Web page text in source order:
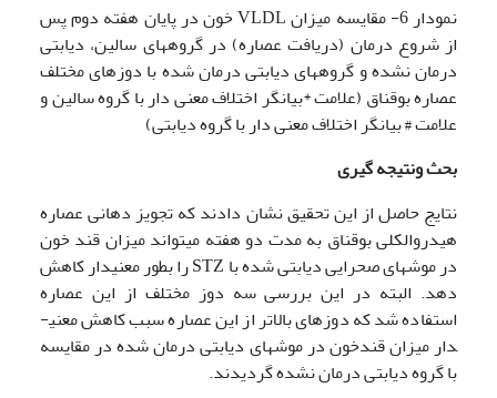
نمودار 6- مقایسه میزان VLDL خون در پایان هفته دوم پس
از شروع درمان (دریافت عصاره) در گروه­های سالین، دیابتی
درمان نشده و گروه­های دیابتی درمان شده با دوزهای مختلف
عصاره بوقناق (علامت *بیانگر اختلاف معنی دار با گروه سالین و
علامت # بیانگر اختلاف معنی دار با گروه دیابتی)
بحث ونتیجه گیری
نتایج حاصل از این تحقیق نشان دادند که تجویز دهانی عصاره
هیدروالکلی بوقناق به مدت دو هفته می­تواند میزان قند خون
در موش­های صحرایی دیابتی شده با STZ را بطور معنی­دار کاهش
دهد. البته در این بررسی سه دوز مختلف از این عصاره
استفاده شد که دوزهای بالاتر از این عصاره سبب کاهش معنی­
دار میزان قندخون در موش­های دیابتی درمان شده در مقایسه
با گروه دیابتی درمان نشده گردیدند.